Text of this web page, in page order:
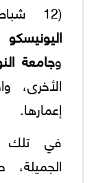
(12 شباط/فبراير) بالتعاون مع
اليونيسكو
وجامعة
الأخرى،
إعمارها.
في تلك